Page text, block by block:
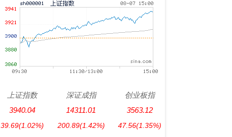
上证指数
3940.04
39.69(1.02%)
深证成指
14311.01
200.89(1.42%)
创业板指
3563.12
47.56(1.35%)